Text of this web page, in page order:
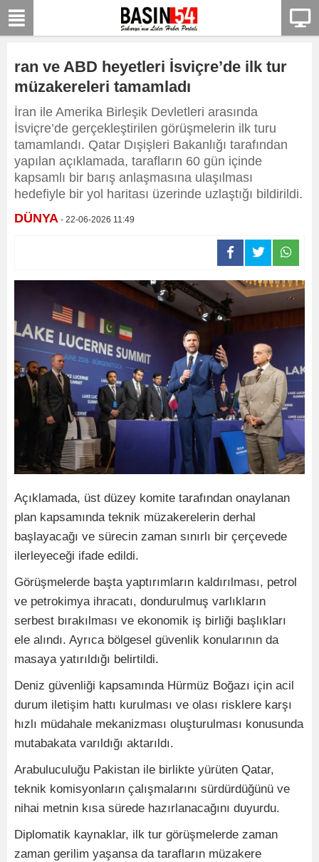
ran ve ABD heyetleri İsviçre’de ilk tur
müzakereleri tamamladı
İran ile Amerika Birleşik Devletleri arasında
İsviçre’de gerçekleştirilen görüşmelerin ilk turu
tamamlandı. Qatar Dışişleri Bakanlığı tarafından
yapılan açıklamada, tarafların 60 gün içinde
kapsamlı bir barış anlaşmasına ulaşılması
hedefiyle bir yol haritası üzerinde uzlaştığı bildirildi.
DÜNYA - 22-06-2026 11:49
Açıklamada, üst düzey komite tarafından onaylanan
plan kapsamında teknik müzakerelerin derhal
başlayacağı ve sürecin zaman sınırlı bir çerçevede
ilerleyeceği ifade edildi.
Görüşmelerde başta yaptırımların kaldırılması, petrol
ve petrokimya ihracatı, dondurulmuş varlıkların
serbest bırakılması ve ekonomik iş birliği başlıkları
ele alındı. Ayrıca bölgesel güvenlik konularının da
masaya yatırıldığı belirtildi.
Deniz güvenliği kapsamında Hürmüz Boğazı için acil
durum iletişim hattı kurulması ve olası risklere karşı
hızlı müdahale mekanizması oluşturulması konusunda
mutabakata varıldığı aktarıldı.
Arabuluculuğu Pakistan ile birlikte yürüten Qatar,
teknik komisyonların çalışmalarını sürdürdüğünü ve
nihai metnin kısa sürede hazırlanacağını duyurdu.
Diplomatik kaynaklar, ilk tur görüşmelerde zaman
zaman gerilim yaşansa da tarafların müzakere